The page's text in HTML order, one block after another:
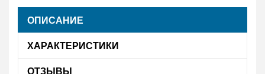
ОПИСАНИЕ
ХАРАКТЕРИСТИКИ
ОТЗЫВЫ